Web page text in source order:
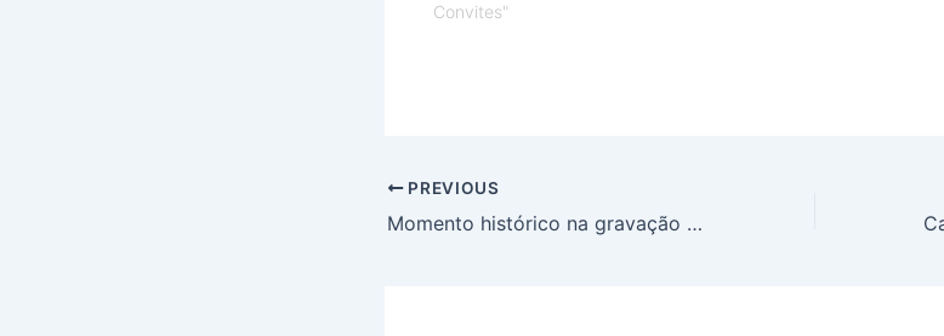
Convites"
PREVIOUS
Momento histórico na gravação do programa de TV da Rede Sustentabilidade DF